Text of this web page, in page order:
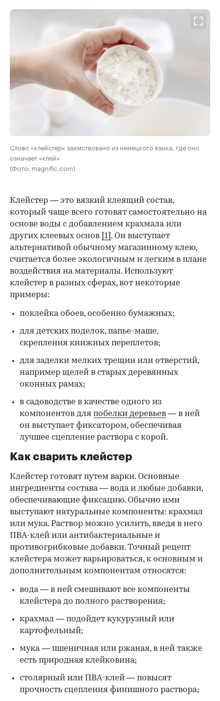
Слово «клейстер» заимствовано из немецкого языка, где оно
означает «клей»
(Фото: magnific.com)
00:00 / 00:00
Клейстер — это вязкий клеящий состав,
который чаще всего готовят самостоятельно на
основе воды с добавлением крахмала или
других клеевых основ [1] . Он выступает
альтернативой обычному магазинному клею,
считается более экологичным и легким в плане
воздействия на материалы. Используют
клейстер в разных сферах, вот некоторые
примеры:
поклейка обоев, особенно бумажных;
для детских поделок, папье-маше,
скрепления книжных переплетов;
для заделки мелких трещин или отверстий,
например щелей в старых деревянных
оконных рамах;
в садоводстве в качестве одного из
компонентов для побелки деревьев — в ней
он выступает фиксатором, обеспечивая
лучшее сцепление раствора с корой.
Как сварить клейстер
Клейстер готовят путем варки. Основные
ингредиенты состава — вода и любые добавки,
обеспечивающие фиксацию. Обычно ими
выступают натуральные компоненты: крахмал
или мука. Раствор можно усилить, введя в него
ПВА-клей или антибактериальные и
противогрибковые добавки. Точный рецепт
клейстера может варьироваться, к основным и
дополнительным компонентам относятся:
вода — в ней смешивают все компоненты
клейстера до полного растворения;
крахмал — подойдет кукурузный или
картофельный;
мука — пшеничная или ржаная, в ней также
есть природная клейковина;
столярный или ПВА-клей — повысят
прочность сцепления финишного раствора;